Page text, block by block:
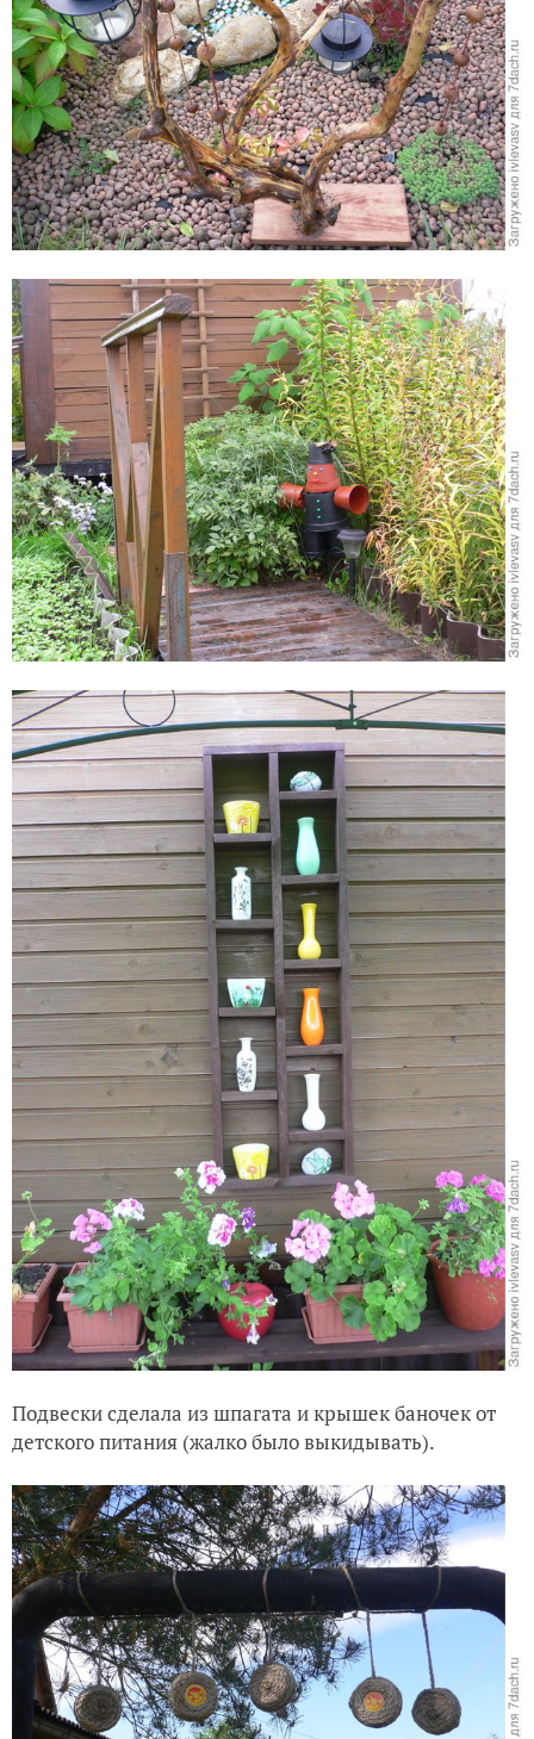
Подвески сделала из шпагата и крышек баночек от
детского питания (жалко было выкидывать).